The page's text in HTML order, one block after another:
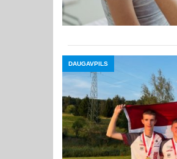
DAUGAVPILS